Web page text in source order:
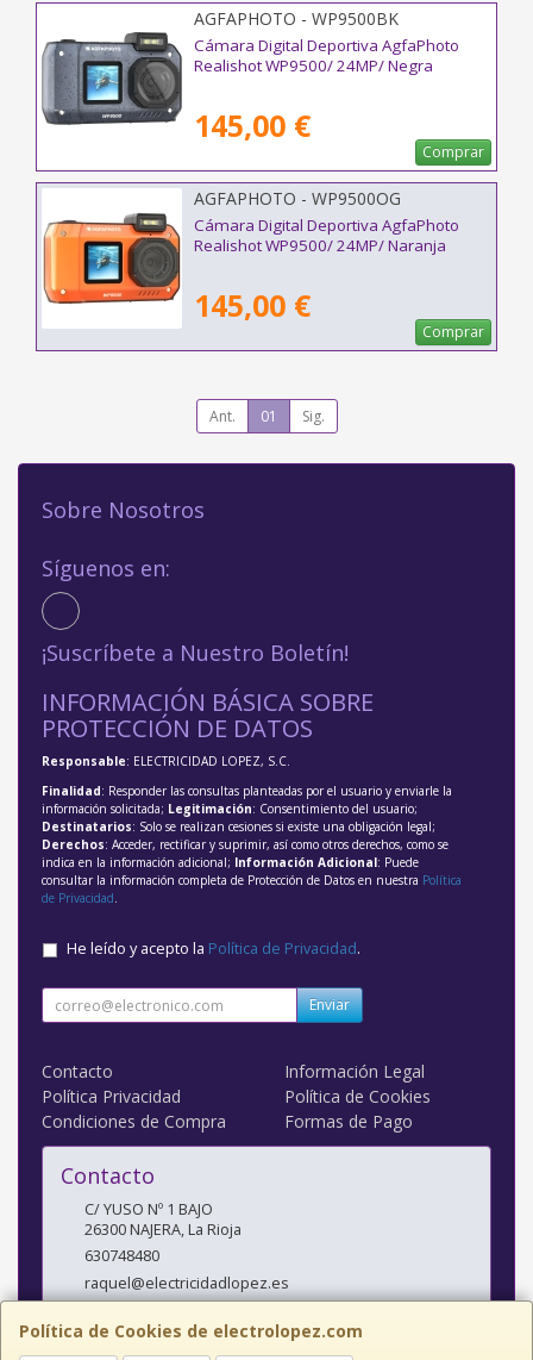
AGFAPHOTO - WP9500BK
Cámara Digital Deportiva AgfaPhoto
Realishot WP9500/ 24MP/ Negra
145,00 €
Comprar
AGFAPHOTO - WP9500OG
Cámara Digital Deportiva AgfaPhoto
Realishot WP9500/ 24MP/ Naranja
145,00 €
Comprar
Ant. 01 Sig.
Política de Cookies de electrolopez.com
Sobre Nosotros
Síguenos en:
¡Suscríbete a Nuestro Boletín!
INFORMACIÓN BÁSICA SOBRE
PROTECCIÓN DE DATOS
Responsable: ELECTRICIDAD LOPEZ, S.C.
Finalidad: Responder las consultas planteadas por el usuario y enviarle la
información solicitada; Legitimación: Consentimiento del usuario;
Destinatarios: Solo se realizan cesiones si existe una obligación legal;
Derechos: Acceder, rectificar y suprimir, así como otros derechos, como se
indica en la información adicional; Información Adicional: Puede
consultar la información completa de Protección de Datos en nuestra Política
de Privacidad.
He leído y acepto la Política de Privacidad.
Enviar
Contacto
Información Legal
Política Privacidad
Política de Cookies
Condiciones de Compra
Formas de Pago
Contacto
C/ YUSO Nº 1 BAJO
26300NAJERA,La Rioja
630748480
raquel@electricidadlopez.es